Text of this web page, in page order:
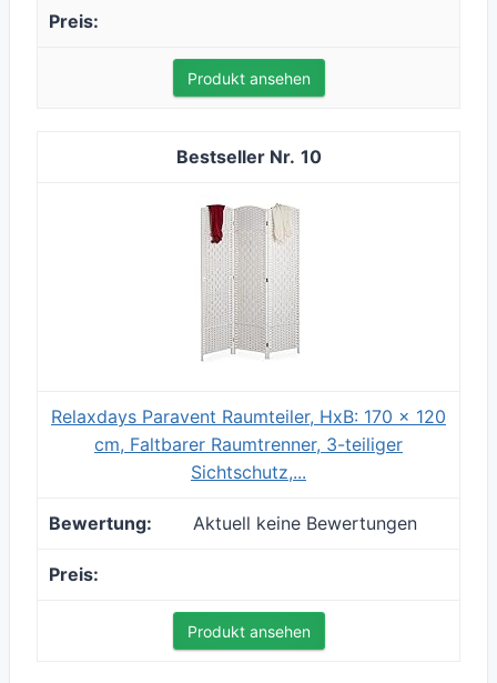
Produkt ansehen
10
Relaxdays Paravent Raumteiler, HxB: 170 x 120
cm, Faltbarer Raumtrenner, 3-teiliger
Sichtschutz,...
Aktuell keine Bewertungen
Produkt ansehen